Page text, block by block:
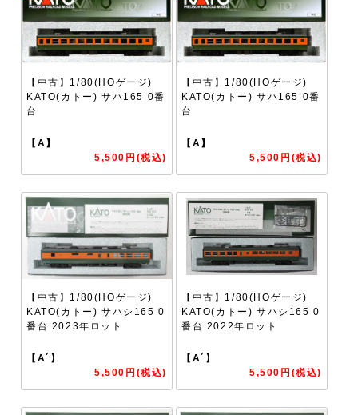
【中古】1/80(HOゲージ)
KATO(カトー) サハ165 0番
台
【A】
5,500円(税込)
【中古】1/80(HOゲージ)
KATO(カトー) サハ165 0番
台
【A】
5,500円(税込)
【中古】1/80(HOゲージ)
KATO(カトー) サハシ165 0
番台 2023年ロット
【A´】
5,500円(税込)
【中古】1/80(HOゲージ)
KATO(カトー) サハシ165 0
番台 2022年ロット
【A´】
5,500円(税込)